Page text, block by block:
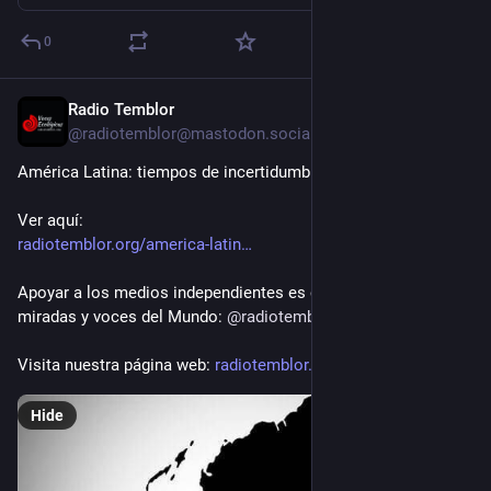
Deens. Датська мова, датська література книги датською
мовою.
Люксембургский язык
Luxembourgish Language, Люксембурзька мова
t.me/scilib_yura15cbx/885
Литва. Литовский язык, литовская литература, книги на
литовском языке. Учебники, история, философия,
Lietuva. Lietuvių kalba, lietuvių literatūra, knygos lietuvių
kalba. Vadovėliai, istorija, filosofija, literatūra, architektūra,
Шэнизм
Кита‌йская наро‌дная рели‌гия (кит. трад. 中國民間信仰, упр.
中国民间信仰, пиньинь Zhōngguó mínjiān xìnyăng, палл.
Чжунго миньцзянь синьян) или шэни‌зм (от кит. 神,
0
Radio Temblor
@radiotemblor@mastodon.social
América Latina: tiempos de incertidumbre y organización
Ver aquí:
radiotemblor.org/america-latin
Apoyar a los medios independientes es compartir otras
miradas y voces del Mundo: @radiotemblor
Visita nuestra página web: radiotemblor.org
Hide